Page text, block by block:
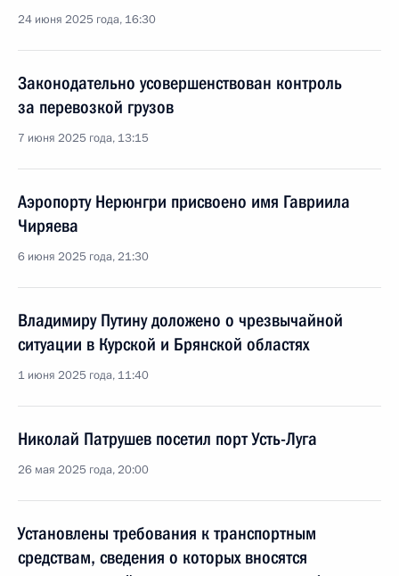
24 июня 2025 года, 16:30
Законодательно усовершенствован контроль
за перевозкой грузов
7 июня 2025 года, 13:15
Аэропорту Нерюнгри присвоено имя Гавриила
Чиряева
6 июня 2025 года, 21:30
Владимиру Путину доложено о чрезвычайной
ситуации в Курской и Брянской областях
1 июня 2025 года, 11:40
Николай Патрушев посетил порт Усть-Луга
26 мая 2025 года, 20:00
Установлены требования к транспортным
средствам, сведения о которых вносятся